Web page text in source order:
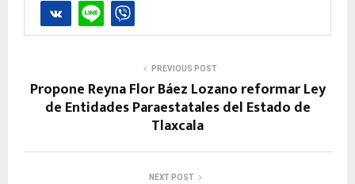
PREVIOUS POST
Propone Reyna Flor Báez Lozano reformar Ley
de Entidades Paraestatales del Estado de
Tlaxcala
NEXT POST